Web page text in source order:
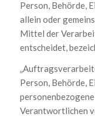
Person, Behörde,
allein oder
Mittel der
entscheidet,
Person, Behörde,
Verantwortlichen